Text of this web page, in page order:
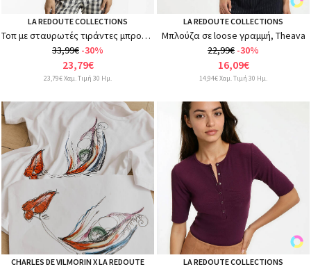
LA REDOUTE COLLECTIONS
Τοπ με σταυρωτές τιράντες μπροστά
33,99€ -30%
23,79€
23,79€ Χαμ. Τιμή 30 Ημ.
LA REDOUTE COLLECTIONS
Μπλούζα σε loose γραμμή, Theava
22,99€ -30%
16,09€
14,94€ Χαμ. Τιμή 30 Ημ.
CHARLES DE VILMORIN X LA REDOUTE LA REDOUTE COLLECTIONS